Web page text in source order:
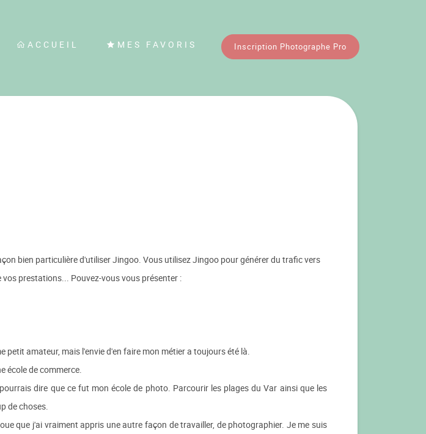
ACCUEIL MES FAVORIS Inscription Photographe Pro
bien particulière d'utiliser Jingoo. Vous utilisez Jingoo pour générer du trafic vers
prestations... Pouvez-vous vous présenter :
petit amateur, mais l'envie d'en faire mon métier a toujours été là.
école de commerce.
dire que ce fut mon école de photo. Parcourir les plages du Var ainsi que les
de choses.
que j'ai vraiment appris une autre façon de travailler, de photographier. Je me suis